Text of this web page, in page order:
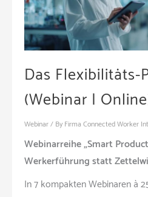
Das Flexibilitäts-
(Webinar |
Webinar/ By Firma Connected Worker
Webinarreihe „Smart
Werkerführung statt
In 7 kompakten Webinaren à